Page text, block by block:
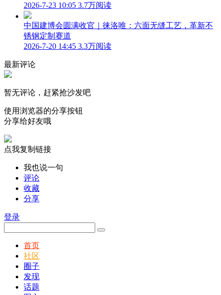
2026-7-23 10:05 3.7万阅读
中国建博会圆满收官｜徕洛唯：六面无缝工艺，革新不
锈钢定制赛道
2026-7-20 14:45 3.3万阅读
最新评论
暂无评论，赶紧抢沙发吧
使用浏览器的分享按钮
分享给好友哦
点我复制链接
我也说一句
评论
收藏
分享
登录
首页
社区
圈子
发现
话题